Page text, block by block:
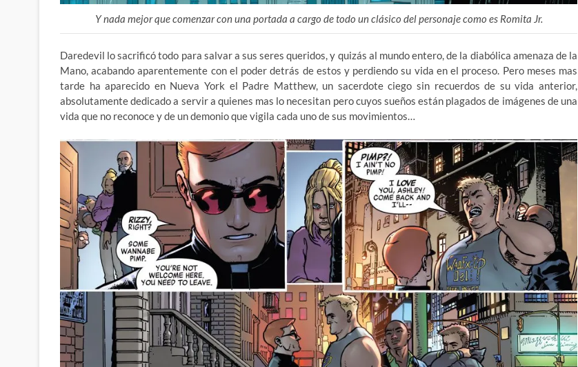
Y nada mejor que comenzar con una portada a cargo de todo un clásico del personaje como es Romita Jr.
Daredevil lo sacrificó todo para salvar a sus seres queridos, y quizás al mundo entero, de la diabólica amenaza de la
Mano, acabando aparentemente con el poder detrás de estos y perdiendo su vida en el proceso. Pero meses mas
tarde ha aparecido en Nueva York el Padre Matthew, un sacerdote ciego sin recuerdos de su vida anterior,
absolutamente dedicado a servir a quienes mas lo necesitan pero cuyos sueños están plagados de imágenes de una
vida que no reconoce y de un demonio que vigila cada uno de sus movimientos…